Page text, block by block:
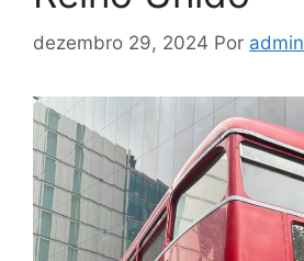
dezembro 29, 2024 Por admin